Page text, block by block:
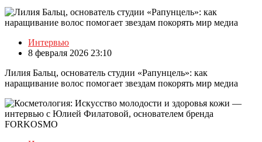
Интервью
8 февраля 2026 23:10
Лилия Бальц, основатель студии «Рапунцель»: как
наращивание волос помогает звездам покорять мир медиа